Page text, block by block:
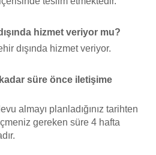
hizmet veriyor mu?
dışında hizmet veriyor.
süre önce iletişime
almayı planladığınız tarihten
gereken süre 4 hafta